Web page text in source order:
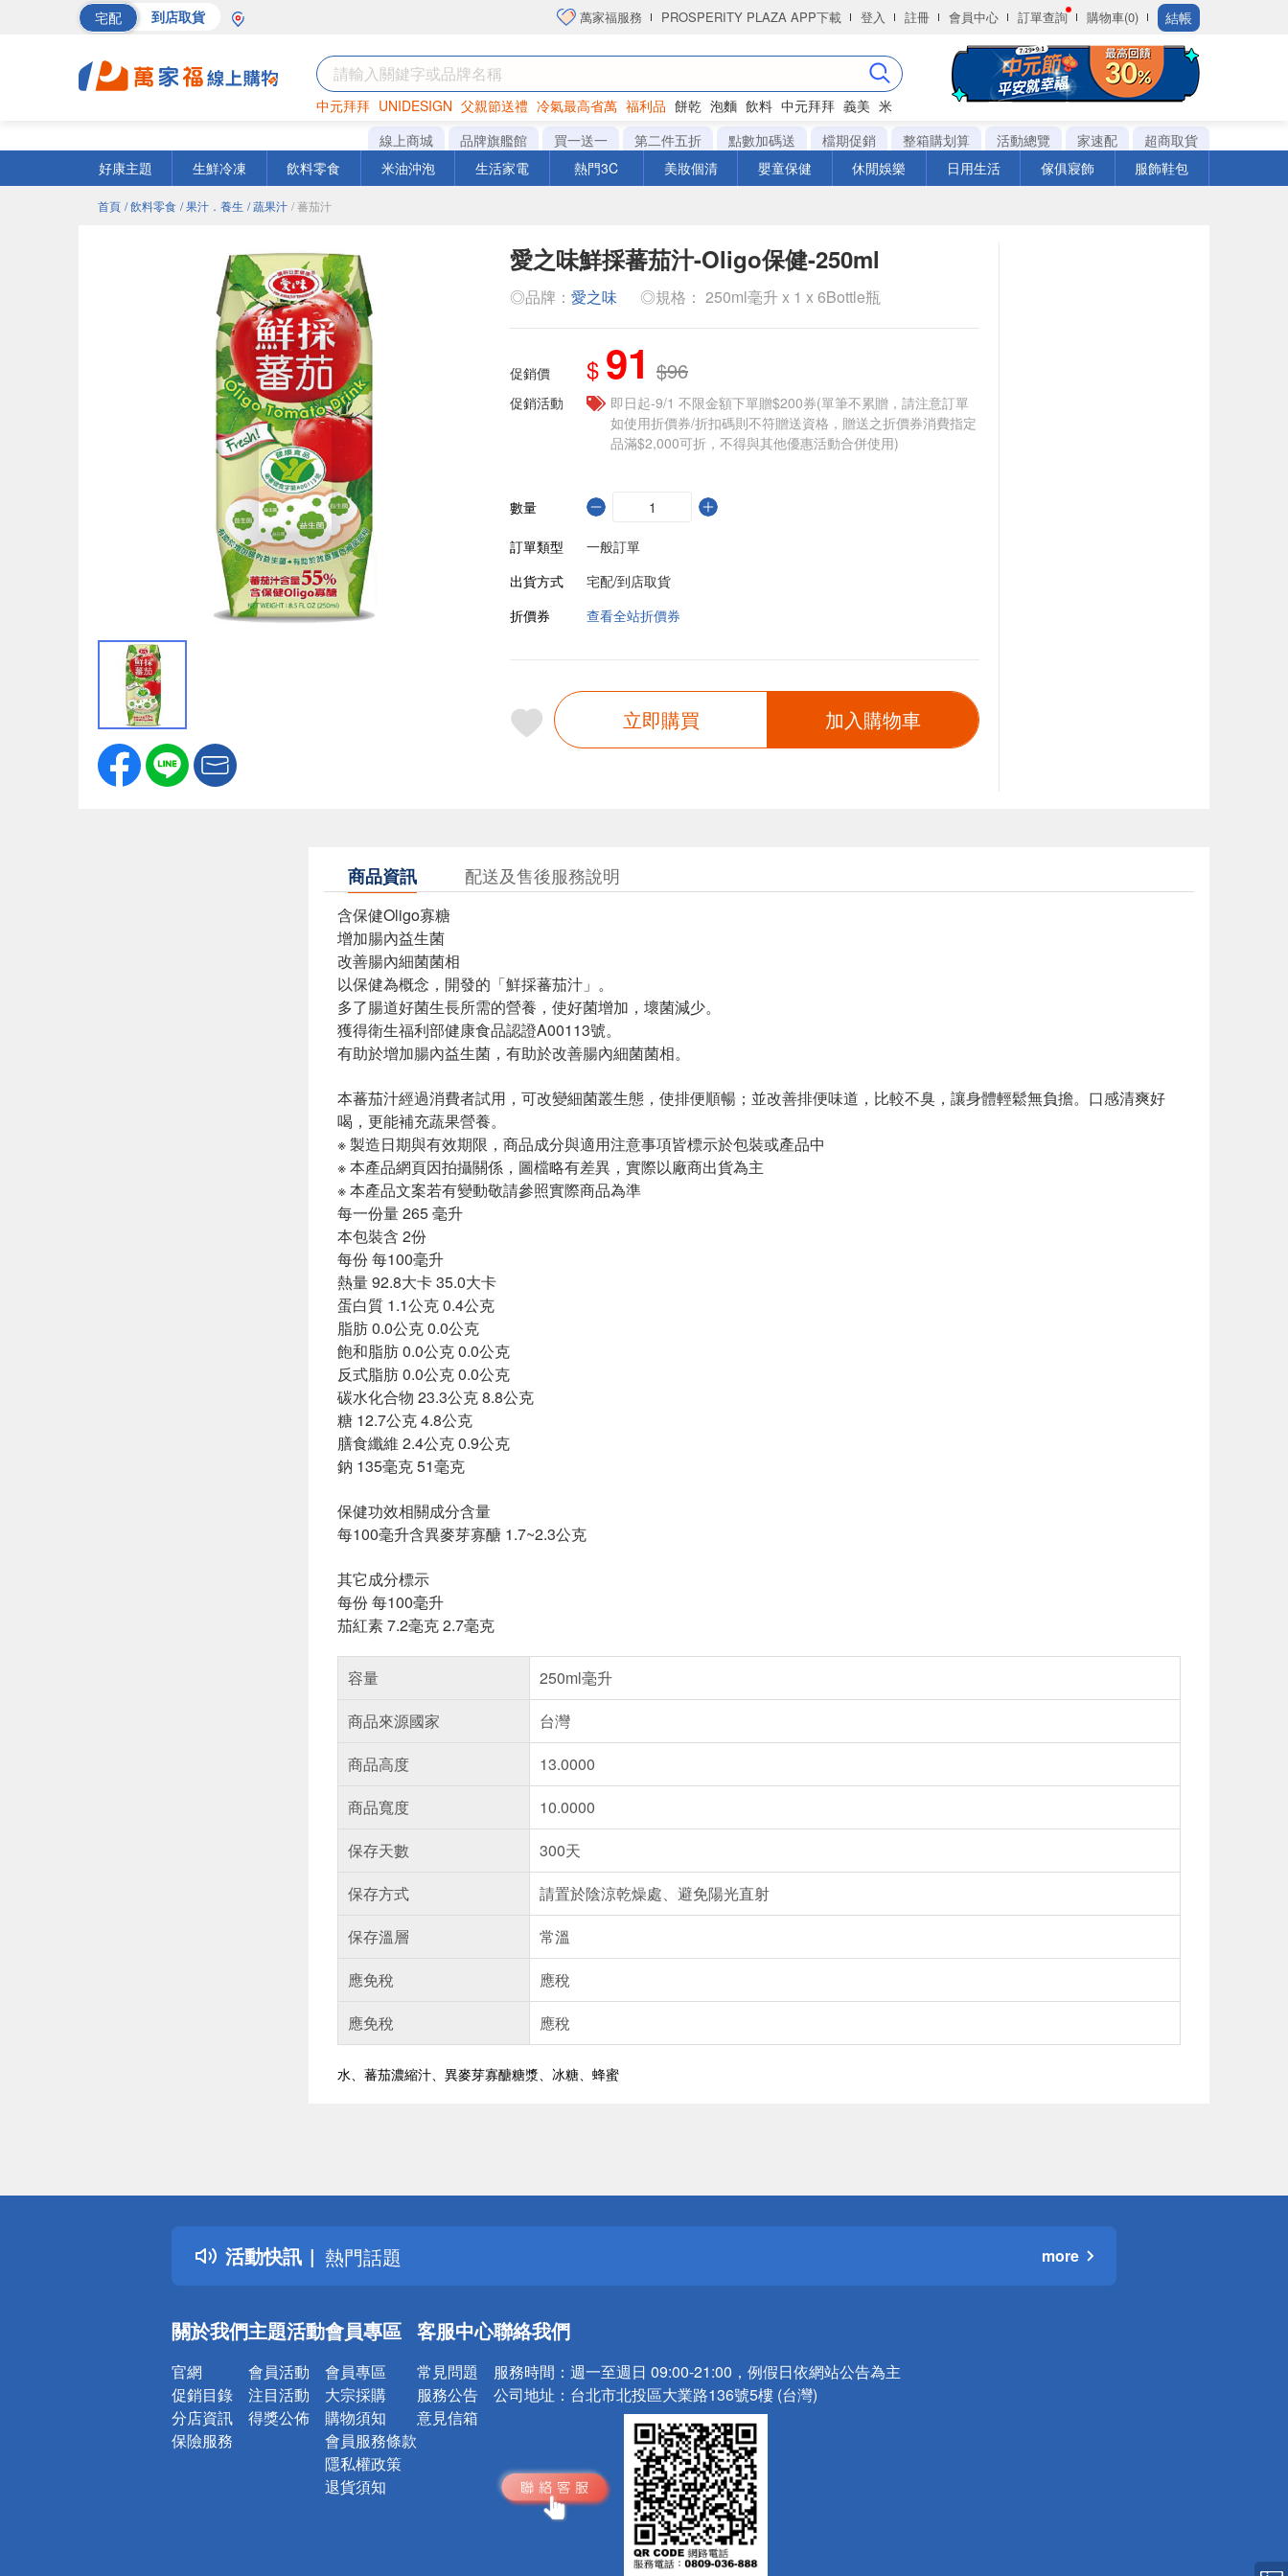
宅配 到店取貨 萬家福服務 PROSPERITY PLAZA APP下載 登入 註冊 會員中心 訂單查詢 購物車(0) 結帳
中元拜拜 UNIDESIGN 父親節送禮 冷氣最高省萬 福利品 餅乾 泡麵 飲料 中元拜拜 義美 米
巧克力 罐頭 衛生紙
線上商城 品牌旗艦館 買一送一 第二件五折 點數加碼送 檔期促銷 整箱購划算 活動總覽 家速配
超商取貨
好康主題
生鮮冷凍 飲料零食 米油沖泡 生活家電 熱門3C 美妝個清 嬰童保健 休閒娛樂 日用生活 傢俱寢飾 服飾鞋包
首頁 / 飲料零食 / 果汁．養生 / 蔬果汁 / 蕃茄汁
愛之味鮮採蕃茄汁-Oligo保健-250ml
◎品牌： 愛之味 ◎規格： 250ml毫升 x 1 x 6Bottle瓶
促銷價 $ 91 $96
促銷活動
即日起-9/1 不限金額下單贈$200券(單筆不累贈，請注意訂單
如使用折價券/折扣碼則不符贈送資格，贈送之折價券消費指定
品滿$2,000可折，不得與其他優惠活動合併使用)
數量
訂單類型
一般訂單
出貨方式
宅配/到店取貨
折價券
查看全站折價券
立即購買 加入購物車
商品資訊 配送及售後服務說明
含保健Oligo寡糖
增加腸內益生菌
改善腸內細菌菌相
以保健為概念，開發的「鮮採蕃茄汁」。
多了腸道好菌生長所需的營養，使好菌增加，壞菌減少。
獲得衛生福利部健康食品認證A00113號。
有助於增加腸內益生菌，有助於改善腸內細菌菌相。
本蕃茄汁經過消費者試用，可改變細菌叢生態，使排便順暢；並改善排便味道，比較不臭，讓身體輕鬆無負擔。口感清爽好
喝，更能補充蔬果營養。
※ 製造日期與有效期限，商品成分與適用注意事項皆標示於包裝或產品中
※ 本產品網頁因拍攝關係，圖檔略有差異，實際以廠商出貨為主
※ 本產品文案若有變動敬請參照實際商品為準
每一份量 265 毫升
本包裝含 2份
每份 每100毫升
熱量 92.8大卡 35.0大卡
蛋白質 1.1公克 0.4公克
脂肪 0.0公克 0.0公克
飽和脂肪 0.0公克 0.0公克
反式脂肪 0.0公克 0.0公克
碳水化合物 23.3公克 8.8公克
糖 12.7公克 4.8公克
膳食纖維 2.4公克 0.9公克
鈉 135毫克 51毫克
保健功效相關成分含量
每100毫升含異麥芽寡醣 1.7~2.3公克
其它成分標示
每份 每100毫升
茄紅素 7.2毫克 2.7毫克
容量
250ml毫升
商品來源國家
台灣
商品高度
13.0000
商品寬度
10.0000
保存天數
300天
保存方式
請置於陰涼乾燥處、避免陽光直射
保存溫層
常溫
應免稅
應稅
應免稅
應稅
水、蕃茄濃縮汁、異麥芽寡醣糖漿、冰糖、蜂蜜
活動快訊
詐騙網頁！請小心！
得獎公告
熱門話題
銀行優惠
詐騙網頁！請小心！
more
關於我們
官網
促銷目錄
分店資訊
保險服務
主題活動
會員活動
注目活動
得獎公佈
會員專區
會員專區
大宗採購
購物須知
會員服務條款
隱私權政策
退貨須知
客服中心
常見問題
服務公告
意見信箱
聯絡我們
服務時間： 週一至週日 09:00-21:00，例假日依網站公告為主
公司地址： 台北市北投區大業路136號5樓 (台灣)